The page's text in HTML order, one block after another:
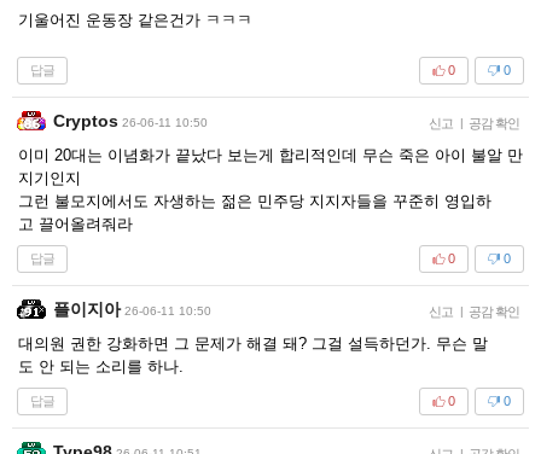
기울어진 운동장 같은건가 ㅋㅋㅋ
답글 0
0
Cryptos 26-06-11 10:50 신고 | 공감 확인
이미 20대는 이념화가 끝났다 보는게 합리적인데 무슨 죽은 아이 불알 만
지기인지
그런 불모지에서도 자생하는 젊은 민주당 지지자들을 꾸준히 영입하
고 끌어올려줘라
답글 0
0
플이지아 26-06-11 10:50 신고 | 공감 확인
대의원 권한 강화하면 그 문제가 해결 돼? 그걸 설득하던가. 무슨 말
도 안 되는 소리를 하나.
답글 0
0